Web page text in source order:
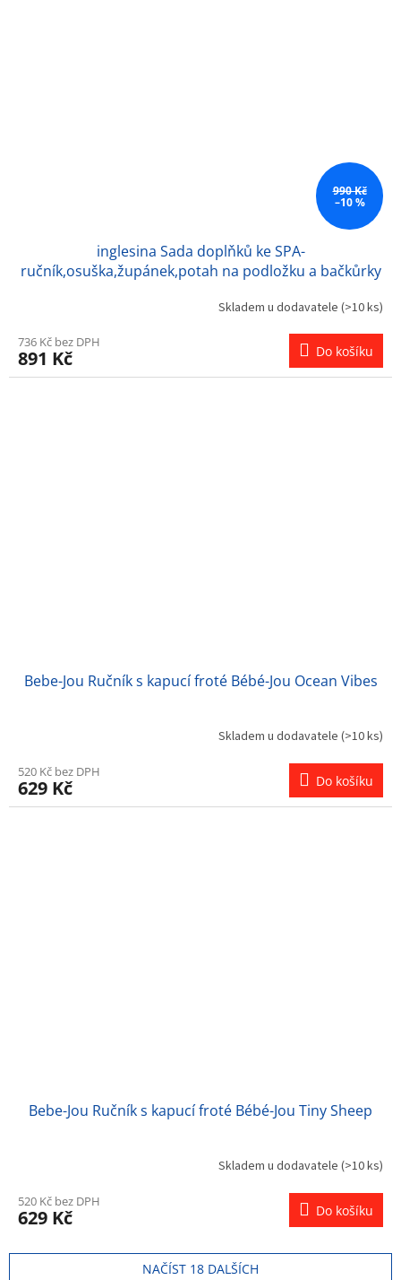
990 Kč
–10 %
inglesina Sada doplňků ke SPA-
ručník,osuška,župánek,potah na podložku a bačkůrky
Skladem u dodavatele (>10 ks)
736 Kč bez DPH
891 Kč Do košíku
Bebe-Jou Ručník s kapucí froté Bébé-Jou Ocean Vibes
Skladem u dodavatele (>10 ks)
520 Kč bez DPH
629 Kč Do košíku
Bebe-Jou Ručník s kapucí froté Bébé-Jou Tiny Sheep
Skladem u dodavatele (>10 ks)
520 Kč bez DPH
629 Kč Do košíku
NAČÍST 18 DALŠÍCH